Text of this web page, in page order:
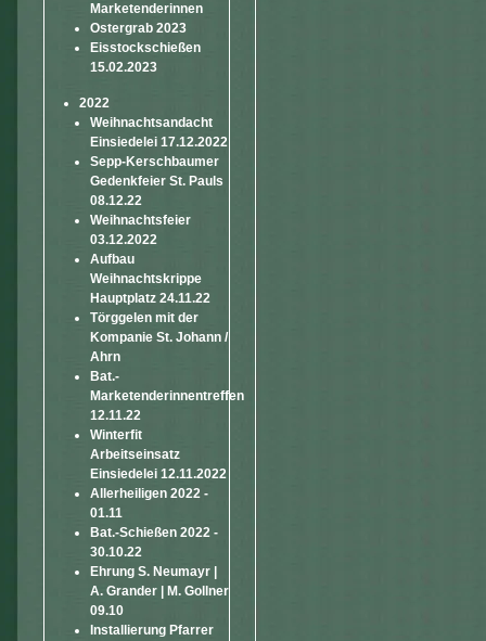
Marketenderinnen
Ostergrab 2023
Eisstockschießen
15.02.2023
2022
Weihnachtsandacht
Einsiedelei 17.12.2022
Sepp-Kerschbaumer
Gedenkfeier St. Pauls
08.12.22
Weihnachtsfeier
03.12.2022
Aufbau
Weihnachtskrippe
Hauptplatz 24.11.22
Törggelen mit der
Kompanie St. Johann /
Ahrn
Bat.-
Marketenderinnentreffen
12.11.22
Winterfit
Arbeitseinsatz
Einsiedelei 12.11.2022
Allerheiligen 2022 -
01.11
Bat.-Schießen 2022 -
30.10.22
Ehrung S. Neumayr |
A. Grander | M. Gollner
09.10
Installierung Pfarrer